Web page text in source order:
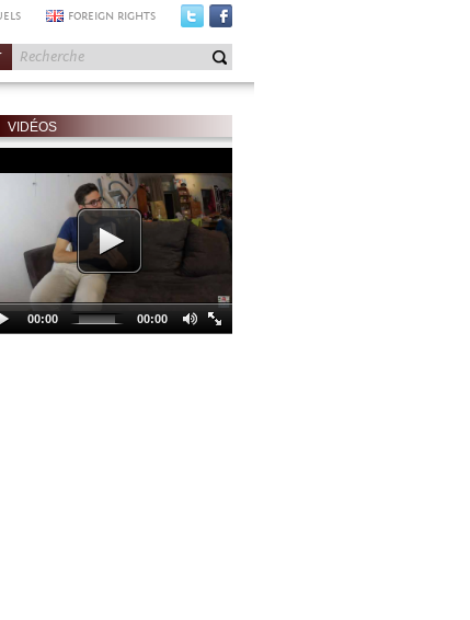
FOREIGN RIGHTS
VIDÉOS